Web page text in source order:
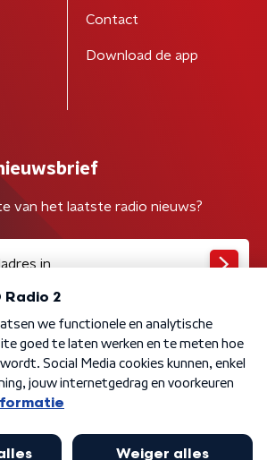
Contact
Download de app
van het laatste radio nieuws?